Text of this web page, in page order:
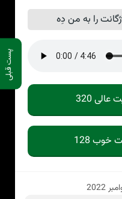
پست قبلی
را به من دِه
320
خوب 128